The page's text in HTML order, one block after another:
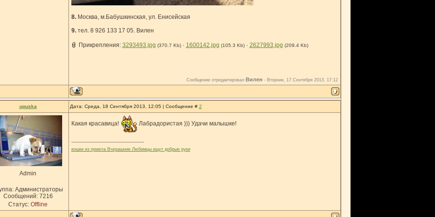
8.Москва, м.Бабушкинская, ул. Енисейская
9.тел. 8 926 133 17 05. Вилен
Прикрепления: 3293493.jpg (370.7 Kb) · 1600142.jpg (105.3 Kb) · 2627993.jpg (209.4 Kb)
Сообщение отредактировал Вилен - Вторник, 17 Сентября 2013, 17:12
upuska Дата: Среда, 18 Сентября 2013, 12:05 | Сообщение # 2
Admin
Администраторы
Сообщений: 7216
Статус: Offline
Какая красавица! Лабрадористая ))) Удачи малышке!
кошки из приюта Вчерашние Любимцы ищут добрые руки